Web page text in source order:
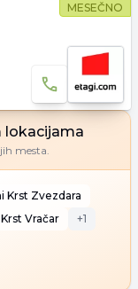
MESEČNO
lokacijama
mesta.
Krst Zvezdara
Vračar +1